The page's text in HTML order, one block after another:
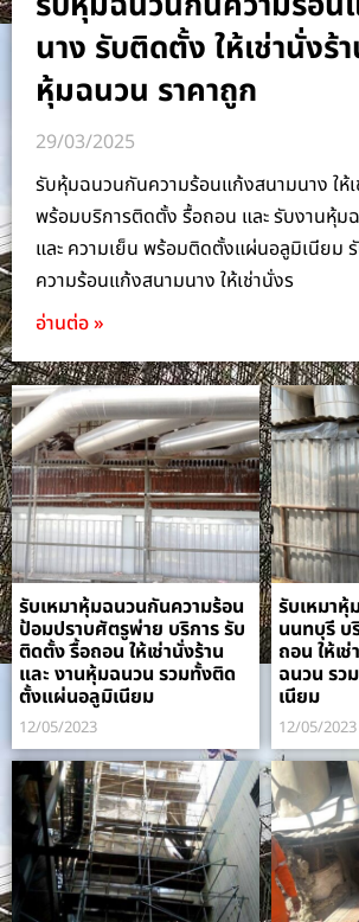
นาง รับติดตั้ง ให้เช่านั่งร้
หุ้มฉนวน ราคาถูก
29/03/2025
รับหุ้มฉนวนกันความร้อนแก้งสนามนาง ให้
พร้อมบริการติดตั้ง รื้อถอน และ รับงานหุ้ม
และ ความเย็น พร้อมติดตั้งแผ่นอลูมิเนียม
ความร้อนแก้งสนามนาง ให้เช่านั่งร
อ่านต่อ »
รับเหมาหุ้มฉนวนกันความร้อน
ป้อมปราบศัตรูพ่าย บริการ รับ
ติดตั้ง รื้อถอน ให้เช่านั่งร้าน
และ งานหุ้มฉนวน รวมทั้งติด
ตั้งแผ่นอลูมิเนียม
12/05/2023
รับเหมา
นนทบุรี บ
ถอน ให้เ
ฉนวน ร
เนียม
12/05/2023